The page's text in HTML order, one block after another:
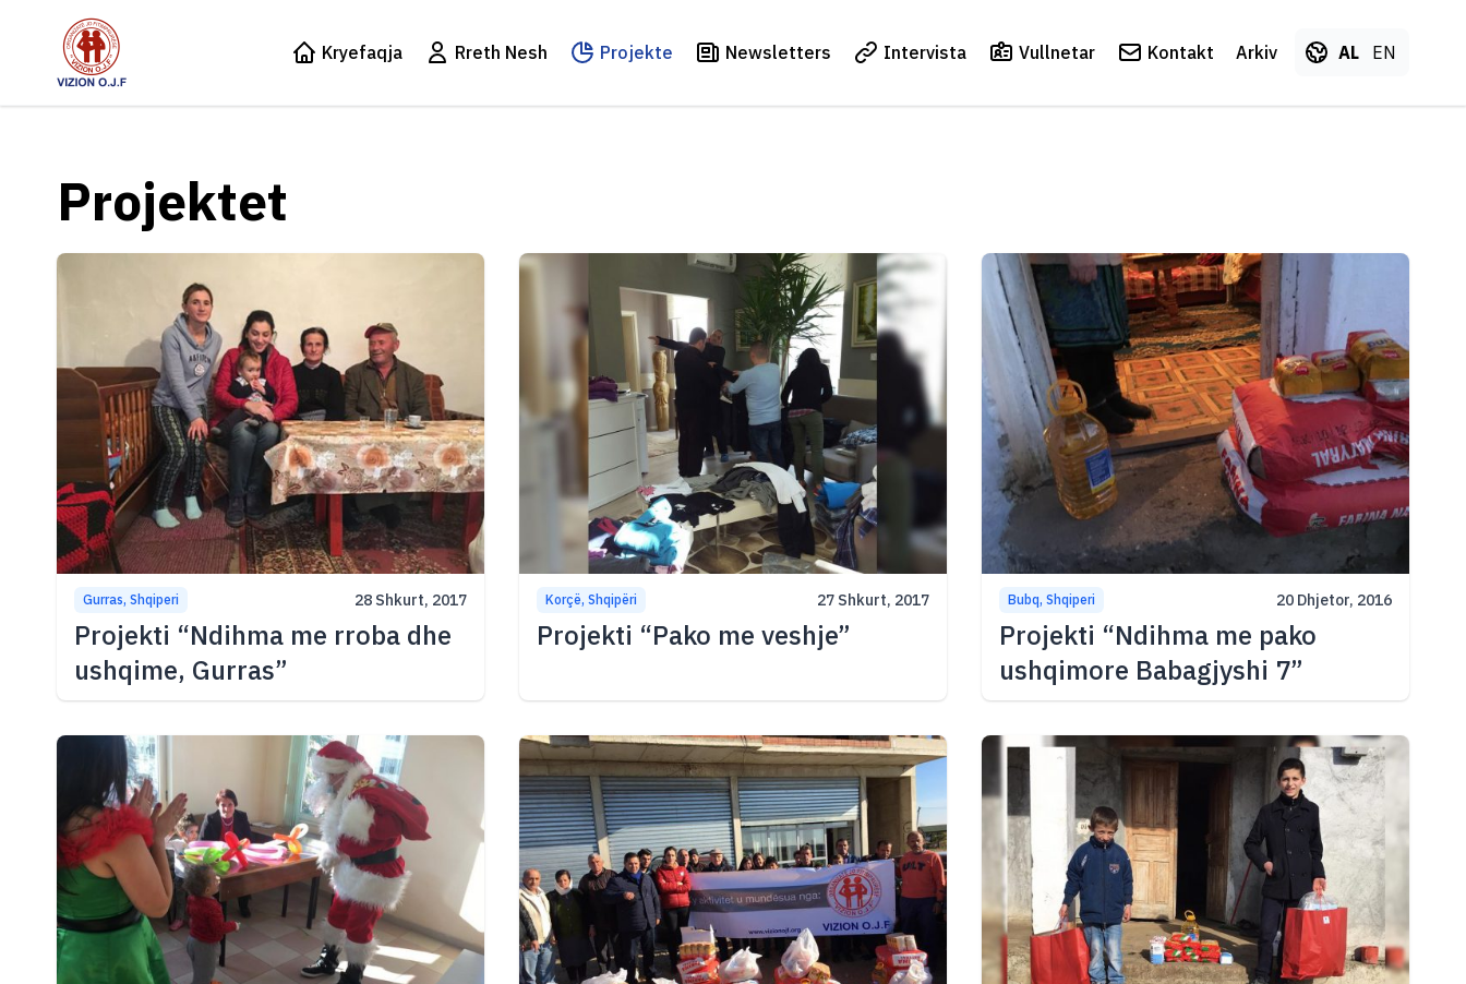
Vizion OJF
Kryefaqja
Rreth Nesh Projekte Newsletters Intervista Vullnetar Kontakt Arkiv AL EN
Projektet
Gurras, Shqiperi 28 Shkurt, 2017
Projekti “Ndihma me rroba dhe
ushqime, Gurras”
Korçë, Shqipëri 27 Shkurt, 2017
Projekti “Pako me veshje”
Bubq, Shqiperi 20 Dhjetor, 2016
Projekti “Ndihma me pako
ushqimore Babagjyshi 7”